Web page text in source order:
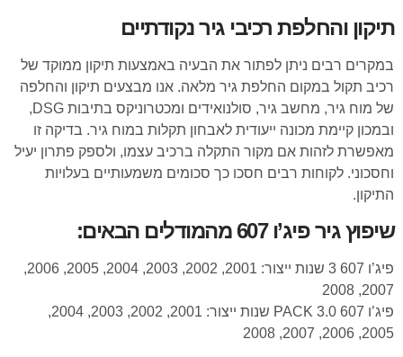
תיקון והחלפת רכיבי גיר נקודתיים
במקרים רבים ניתן לפתור את הבעיה באמצעות תיקון ממוקד של
רכיב תקול במקום החלפת גיר מלאה. אנו מבצעים תיקון והחלפה
של מוח גיר, מחשב גיר, סולנואידים ומכטרוניקס בתיבות DSG,
ובמכון קיימת מכונה ייעודית לאבחון תקלות במוח גיר. בדיקה זו
מאפשרת לזהות אם מקור התקלה ברכיב עצמו, ולספק פתרון יעיל
וחסכוני. לקוחות רבים חסכו כך סכומים משמעותיים בעלויות
התיקון.
שיפוץ גיר פיג’ו 607 מהמודלים הבאים:
פיג’ו 607 3 שנות ייצור: 2001, 2002, 2003, 2004, 2005, 2006,
2007, 2008
פיג’ו 607 3.0 PACK שנות ייצור: 2001, 2002, 2003, 2004,
2005, 2006, 2007, 2008